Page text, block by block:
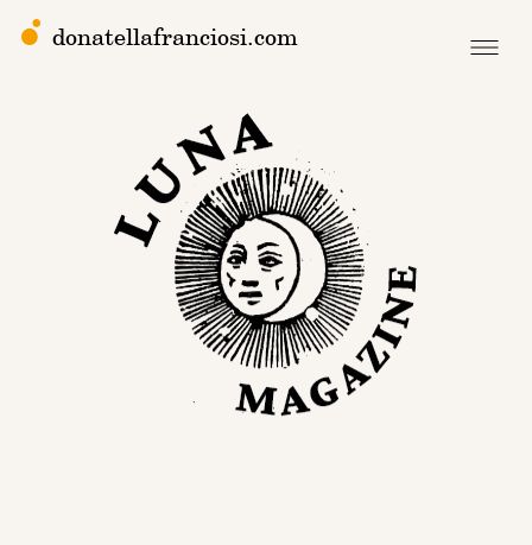
donatellafranciosi.com